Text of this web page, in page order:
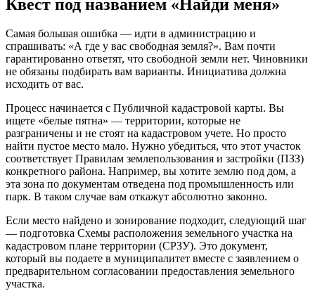
Квест под названием «Найди меня»
Самая большая ошибка — идти в администрацию и
спрашивать: «А где у вас свободная земля?». Вам почти
гарантированно ответят, что свободной земли нет. Чиновники
не обязаны подбирать вам варианты. Инициатива должна
исходить от вас.
Процесс начинается с Публичной кадастровой карты. Вы
ищете «белые пятна» — территории, которые не
разграничены и не стоят на кадастровом учете. Но просто
найти пустое место мало. Нужно убедиться, что этот участок
соответствует Правилам землепользования и застройки (ПЗЗ)
конкретного района. Например, вы хотите землю под дом, а
эта зона по документам отведена под промышленность или
парк. В таком случае вам откажут абсолютно законно.
Если место найдено и зонирование подходит, следующий шаг
— подготовка Схемы расположения земельного участка на
кадастровом плане территории (СРЗУ). Это документ,
который вы подаете в муниципалитет вместе с заявлением о
предварительном согласовании предоставления земельного
участка.